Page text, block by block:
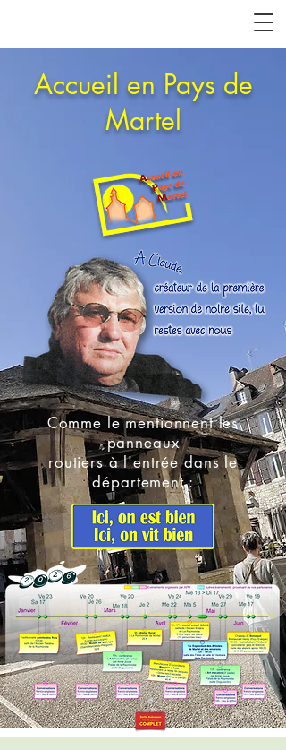
Accueil en Pays de
Martel
Comme le mentionnent les
panneaux
routiers à l'entrée dans le
département :